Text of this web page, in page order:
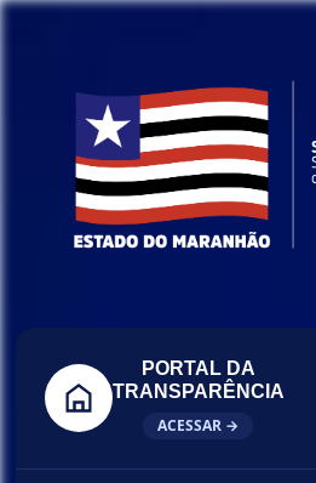
PORTAL DA
TRANSPARÊNCIA
ACESSAR →